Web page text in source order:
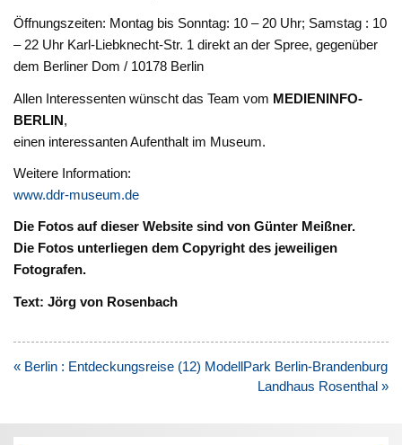
Öffnungszeiten: Montag bis Sonntag: 10 – 20 Uhr; Samstag : 10
– 22 Uhr Karl-Liebknecht-Str. 1 direkt an der Spree, gegenüber
dem Berliner Dom / 10178 Berlin
Allen Interessenten wünscht das Team vom MEDIENINFO-
BERLIN,
einen interessanten Aufenthalt im Museum.
Weitere Information:
www.ddr-museum.de
Die Fotos auf dieser Website sind von Günter Meißner.
Die Fotos unterliegen dem Copyright des jeweiligen
Fotografen.
Text: Jörg von Rosenbach
Beitragsnavigation
« Berlin : Entdeckungsreise (12) ModellPark Berlin-Brandenburg
Landhaus Rosenthal »